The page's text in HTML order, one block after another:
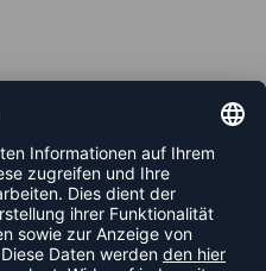
UND VERPASSE KEINE